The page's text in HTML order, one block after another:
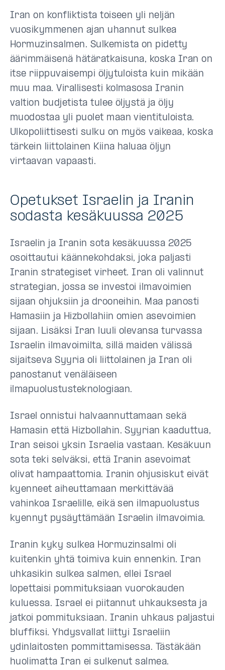
Iran on konfliktista toiseen yli neljän
vuosikymmenen ajan uhannut sulkea
Hormuzinsalmen. Sulkemista on pidetty
äärimmäisenä hätäratkaisuna, koska Iran on
itse riippuvaisempi öljytuloista kuin mikään
muu maa. Virallisesti kolmasosa Iranin
valtion budjetista tulee öljystä ja öljy
muodostaa yli puolet maan vientituloista.
Ulkopoliittisesti sulku on myös vaikeaa, koska
tärkein liittolainen Kiina haluaa öljyn
virtaavan vapaasti.
Opetukset Israelin ja Iranin
sodasta kesäkuussa 2025
Israelin ja Iranin sota kesäkuussa 2025
osoittautui käännekohdaksi, joka paljasti
Iranin strategiset virheet. Iran oli valinnut
strategian, jossa se investoi ilmavoimien
sijaan ohjuksiin ja drooneihin. Maa panosti
Hamasiin ja Hizbollahiin omien asevoimien
sijaan. Lisäksi Iran luuli olevansa turvassa
Israelin ilmavoimilta, sillä maiden välissä
sijaitseva Syyria oli liittolainen ja Iran oli
panostanut venäläiseen
ilmapuolustusteknologiaan.
Israel onnistui halvaannuttamaan sekä
Hamasin että Hizbollahin. Syyrian kaaduttua,
Iran seisoi yksin Israelia vastaan. Kesäkuun
sota teki selväksi, että Iranin asevoimat
olivat hampaattomia. Iranin ohjusiskut eivät
kyenneet aiheuttamaan merkittävää
vahinkoa Israelille, eikä sen ilmapuolustus
kyennyt pysäyttämään Israelin ilmavoimia.
Iranin kyky sulkea Hormuzinsalmi oli
kuitenkin yhtä toimiva kuin ennenkin. Iran
uhkasikin sulkea salmen, ellei Israel
lopettaisi pommituksiaan vuorokauden
kuluessa. Israel ei piitannut uhkauksesta ja
jatkoi pommituksiaan. Iranin uhkaus paljastui
bluffiksi. Yhdysvallat liittyi Israeliin
ydinlaitosten pommittamisessa. Tästäkään
huolimatta Iran ei sulkenut salmea.